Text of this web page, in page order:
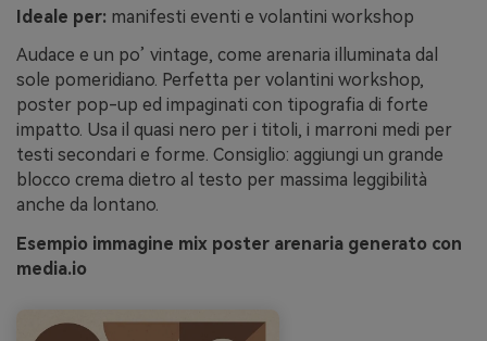
Ideale per: manifesti eventi e volantini workshop
Audace e un po’ vintage, come arenaria illuminata dal
sole pomeridiano. Perfetta per volantini workshop,
poster pop-up ed impaginati con tipografia di forte
impatto. Usa il quasi nero per i titoli, i marroni medi per
testi secondari e forme. Consiglio: aggiungi un grande
blocco crema dietro al testo per massima leggibilità
anche da lontano.
Esempio immagine mix poster arenaria generato con
media.io